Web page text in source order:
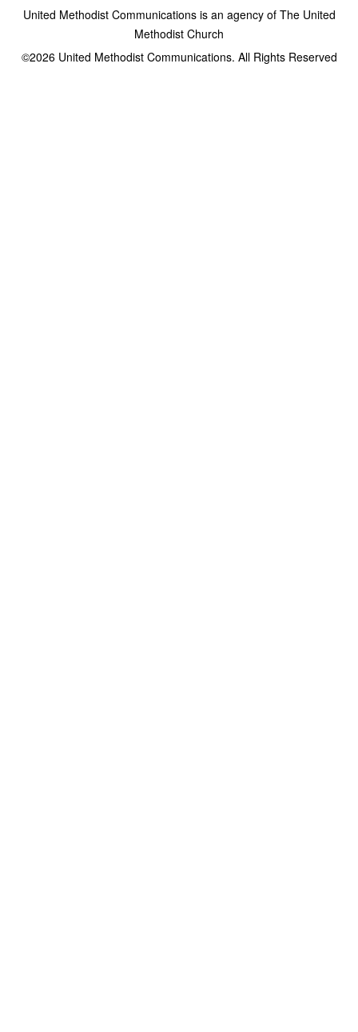
United Methodist Communications is an agency of The United
Methodist Church
©2026United Methodist Communications. All Rights Reserved